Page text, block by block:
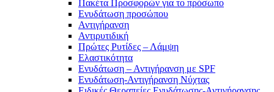
Πακέτα Προσφορών για το πρόσωπο
Ενυδάτωση προσώπου
Αντιγήρανση
Αντιρυτιδική
Πρώτες Ρυτίδες – Λάμψη
Ελαστικότητα
Ενυδάτωση – Αντιγήρανση με SPF
Ενυδάτωση-Αντιγήρανση Νύχτας